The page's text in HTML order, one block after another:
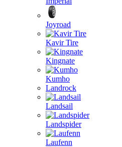
Joyroad
Kavir Tire
Kingnate
Kumho
Landrock
Landsail
Landspider
Laufenn